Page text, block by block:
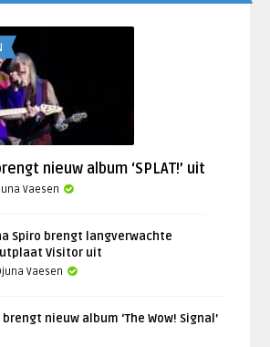
nieuw album ‘SPLAT!’ uit
Vaesen
Spiro brengt langverwachte
Visitor uit
Vaesen
brengt nieuw album ‘The Wow! Signal’